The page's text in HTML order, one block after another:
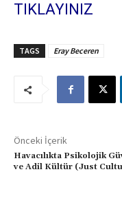
TIKLAYINIZ
TAGS Eray Beceren
Önceki İçerik
Havacılıkta Psikolojik
ve Adil Kültür (Just